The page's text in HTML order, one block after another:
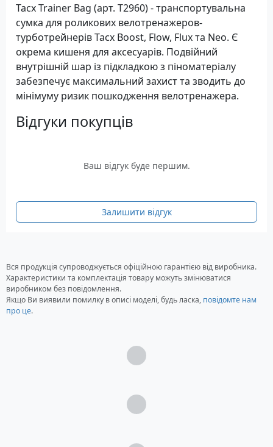
Tacx Trainer Bag (арт. T2960) - транспортувальна
сумка для роликових велотренажеров-
турботрейнерів Tacx Boost, Flow, Flux та Neo. Є
окрема кишеня для аксесуарів. Подвійний
внутрішній шар із підкладкою з піноматеріалу
забезпечує максимальний захист та зводить до
мінімуму ризик пошкодження велотренажера.
Відгуки покупців
Ваш відгук буде першим.
Залишити відгук
Вся продукція супроводжується офіційною гарантією від виробника.
Характеристики та комплектація товару можуть змінюватися
виробником без повідомлення.
Якщо Ви виявили помилку в описі моделі, будь ласка, повідомте нам
про це.